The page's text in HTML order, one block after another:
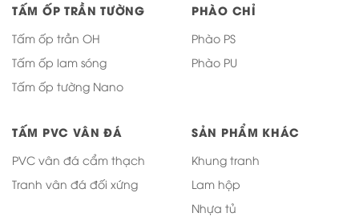
TẤM ỐP TRẦN TƯỜNG
Tấm ốp trần OH
Tấm ốp lam sóng
Tấm ốp tường Nano
PHÀO CHỈ
Phào PS
Phào PU
TẤM PVC VÂN ĐÁ
PVC vân đá cẩm thạch
Tranh vân đá đối xứng
SẢN PHẨM KHÁC
Khung tranh
Lam hộp
Nhựa tủ